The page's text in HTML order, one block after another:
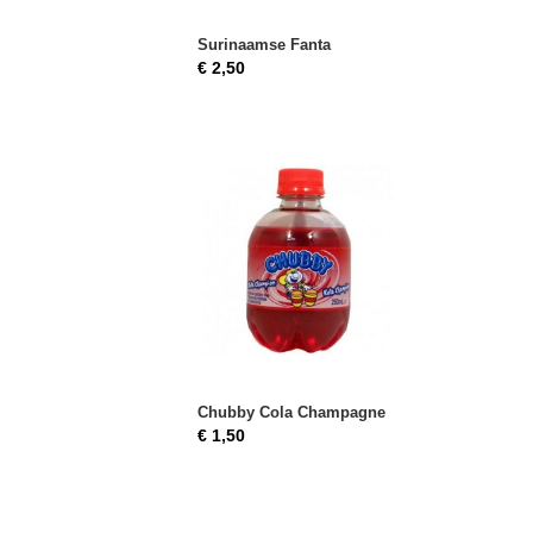
Surinaamse Fanta
€ 2,50
Chubby Cola Champagne
€ 1,50